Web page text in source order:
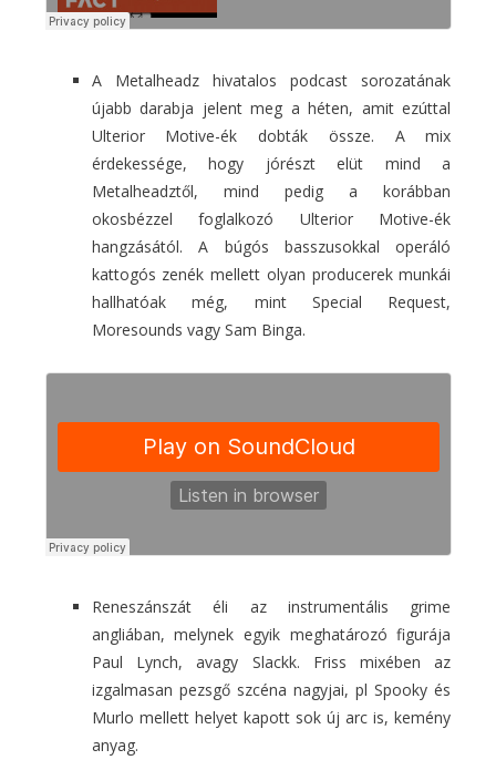
A Metalheadz hivatalos podcast sorozatának
újabb darabja jelent meg a héten, amit ezúttal
Ulterior Motive-ék dobták össze. A mix
érdekessége, hogy jórészt elüt mind a
Metalheadztől, mind pedig a korábban
okosbézzel foglalkozó Ulterior Motive-ék
hangzásától. A búgós basszusokkal operáló
kattogós zenék mellett olyan producerek munkái
hallhatóak még, mint Special Request,
Moresounds vagy Sam Binga.
Reneszánszát éli az instrumentális grime
angliában, melynek egyik meghatározó figurája
Paul Lynch, avagy Slackk. Friss mixében az
izgalmasan pezsgő szcéna nagyjai, pl Spooky és
Murlo mellett helyet kapott sok új arc is, kemény
anyag.